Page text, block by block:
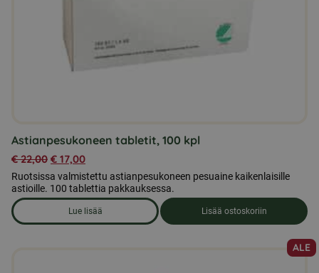
Astianpesukoneen tabletit, 100 kpl
€22,00 € 17,00
Ruotsissa valmistettu astianpesukoneen pesuaine kaikenlaisille
astioille. 100 tablettia pakkauksessa.
Lue lisää
om produkten Astianpesukoneen tabletit, 100 kpl
Lisää ostoskoriin
ALE